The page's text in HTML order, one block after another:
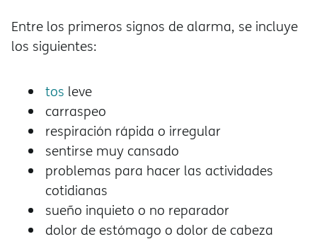
Entre los primeros signos de alarma, se incluye
los siguientes:
tos leve
carraspeo
respiración rápida o irregular
sentirse muy cansado
problemas para hacer las actividades
cotidianas
sueño inquieto o no reparador
dolor de estómago o dolor de cabeza